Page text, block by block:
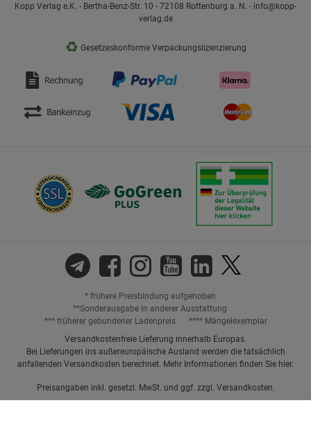
Kopp Verlag e.K. - Bertha-Benz-Str. 10 - 72108 Rottenburg a. N. - info@kopp-
verlag.de
♻ Gesetzeskonforme Verpackungslizenzierung
* frühere Preisbindung aufgehoben
**Sonderausgabe in anderer Ausstattung
*** früherer gebundener Ladenpreis
**** Mängelexemplar
Versandkostenfreie Lieferung innerhalb Europas.
Bei Lieferungen ins außereuropäische Ausland werden die tatsächlich
anfallenden Versandkosten berechnet. Mehr Informationen finden Sie hier.
Preisangaben inkl. gesetzl. MwSt. und ggf. zzgl. Versandkosten.